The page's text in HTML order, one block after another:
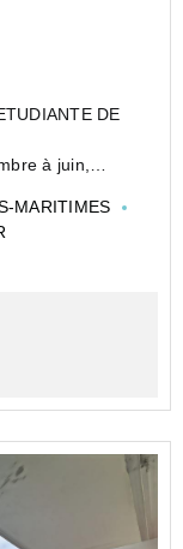
DE
à juin,
d'u...
MARITIMES